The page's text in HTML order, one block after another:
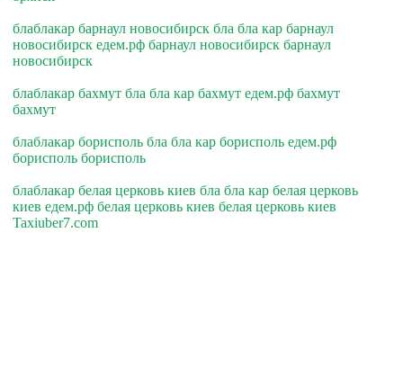
блаблакар барнаул новосибирск бла бла кар барнаул
новосибирск едем.рф барнаул новосибирск барнаул
новосибирск
блаблакар бахмут бла бла кар бахмут едем.рф бахмут
бахмут
блаблакар борисполь бла бла кар борисполь едем.рф
борисполь борисполь
блаблакар белая церковь киев бла бла кар белая церковь
киев едем.рф белая церковь киев белая церковь киев
Taxiuber7.com